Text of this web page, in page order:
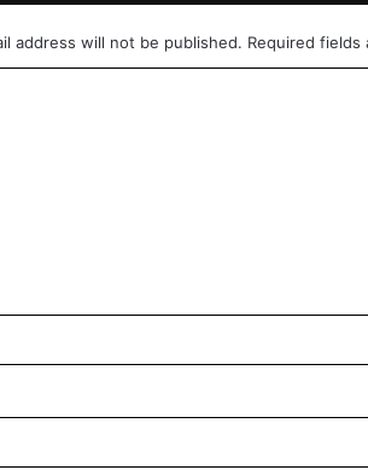
address will not be published. Required fields